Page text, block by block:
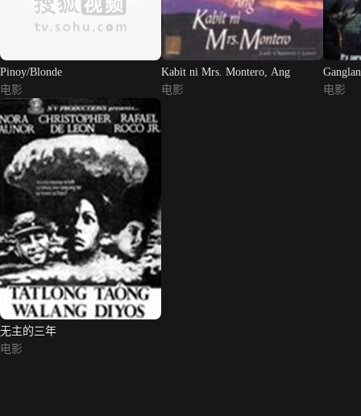
Pinoy/Blonde
电影
Kabit ni Mrs. Montero, Ang
电影
电影
无主的三年
电影